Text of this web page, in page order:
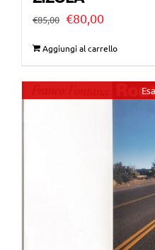
€85,00 Il
era:
€80,00Il
è:
Aggiungi al carrello